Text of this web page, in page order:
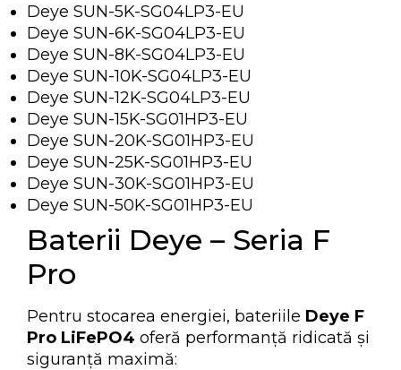
Deye SUN-5K-SG04LP3-EU
Deye SUN-6K-SG04LP3-EU
Deye SUN-8K-SG04LP3-EU
Deye SUN-10K-SG04LP3-EU
Deye SUN-12K-SG04LP3-EU
Deye SUN-15K-SG01HP3-EU
Deye SUN-20K-SG01HP3-EU
Deye SUN-25K-SG01HP3-EU
Deye SUN-30K-SG01HP3-EU
Deye SUN-50K-SG01HP3-EU
Baterii Deye – Seria F
Pro
Pentru stocarea energiei, bateriile Deye F
Pro LiFePO4 oferă performanță ridicată și
siguranță maximă: